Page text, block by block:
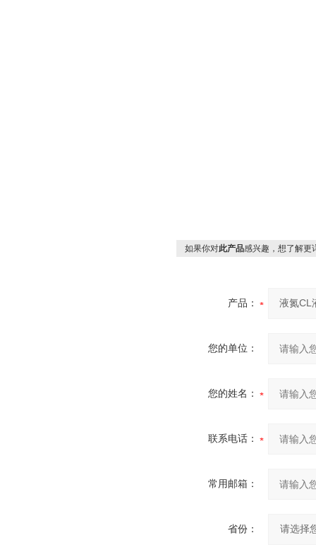
如果你对此产品感兴趣，想了解更
产品：
您的单位：
您的姓名：
联系电话：
常用邮箱：
省份：